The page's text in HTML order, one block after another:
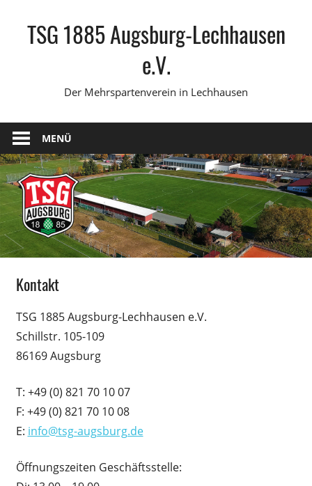
springenTSG 1885 Augsburg-Lechhausen
e.V.
Der Mehrspartenverein in Lechhausen
MENÜ
Kontakt
TSG 1885 Augsburg-Lechhausen e.V.
Schillstr. 105-109
86169 Augsburg
T: +49 (0) 821 70 10 07
F: +49 (0) 821 70 10 08
E: info@tsg-augsburg.de
Öffnungszeiten Geschäftsstelle: